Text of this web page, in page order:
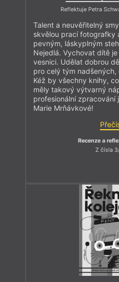
Reflektuje Petra
Talent a neuvěřitelný
skvělou prací fotografky
pevným, láskyplným
Nejedlá. Vychovat dítě
vesnici. Udělat dobrou
pro celý tým
Kéž by všechny knihy,
měly takový výtvarný
profesionální zpracování
Marie Mrňávkové!
Recenze a
Z čísla